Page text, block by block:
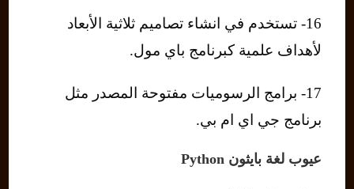
16- تستخدم في انشاء تصاميم ثلاثية الأبعاد
لأهداف علمية كبرنامج باي مول.
17- برامج الرسوميات مفتوحة المصدر مثل
برنامج جي اي ام بي.
عيوب لغة بايثون Python